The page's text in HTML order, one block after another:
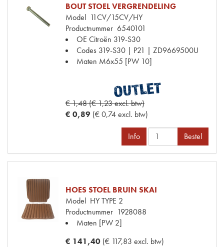
BOUT STOEL VERGRENDELING
Model 11CV/15CV/HY
Productnummer 6540101
OE Citroën 319-S30
Codes 319-S30 | P21 | ZD9669500U
Maten M6x55 [PW 10]
€ 1,48 (€ 1,23 excl. btw)
€ 0,89 (€ 0,74 excl. btw)
Info Bestel
HOES STOEL BRUIN SKAI
Model HY TYPE 2
Productnummer 1928088
Maten [PW 2]
€ 141,40 (€ 117,83 excl. btw)